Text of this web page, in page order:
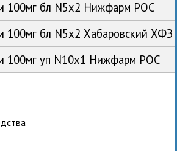
100мг бл N5x2 Нижфарм РОС
100мг бл N5x2 Хабаровский
100мг уп N10x1 Нижфарм РОС